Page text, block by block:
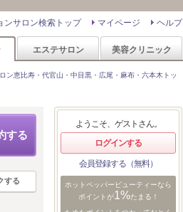
ヘルプ
マイページ
ンサロン検索トップ
エステサロン 美容クリニック
ン恵比寿・代官山・中目黒・広尾・麻布・六本木トッ
する
する
ようこそ、ゲストさん。
ログインする
会員登録する（無料）
ホットペッパービューティーなら
ポイントが1%たまる！